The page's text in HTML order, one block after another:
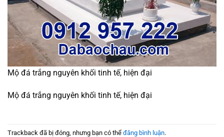
Mộ đá trắng nguyên khối tinh tế, hiện đại
Mộ đá trắng nguyên khối tinh tế, hiện đại
Trackback đã bị đóng, nhưng bạn có thể đăng bình luận.